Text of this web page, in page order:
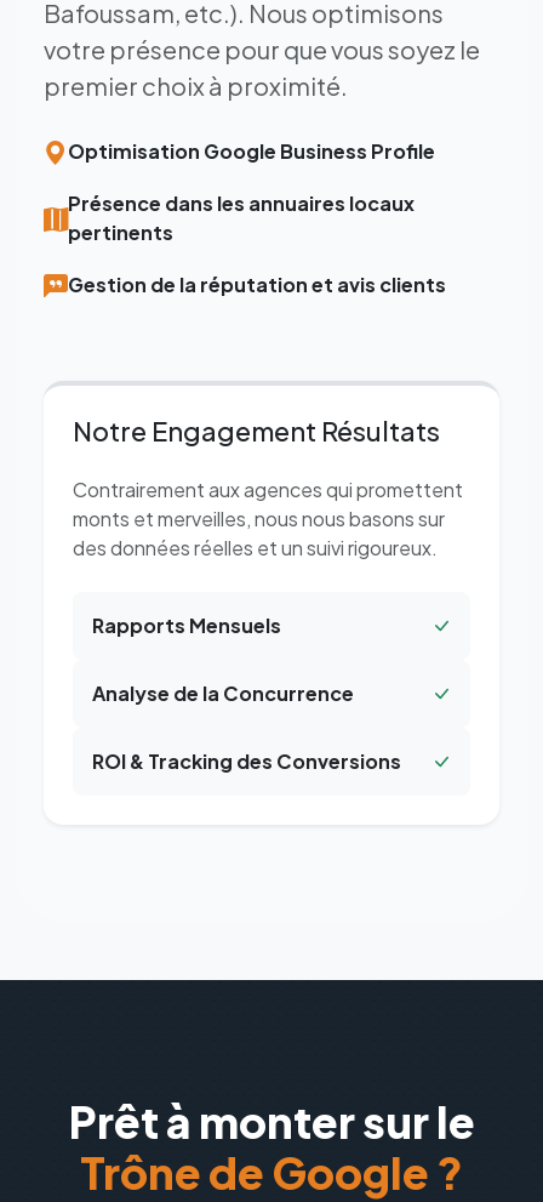
Bafoussam, etc.). Nous optimisons
votre présence pour que vous soyez le
premier choix à proximité.
Optimisation Google Business Profile
Présence dans les annuaires locaux
pertinents
Gestion de la réputation et avis clients
Notre Engagement Résultats
Contrairement aux agences qui promettent
monts et merveilles, nous nous basons sur
des données réelles et un suivi rigoureux.
Rapports Mensuels
Analyse de la Concurrence
ROI & Tracking des Conversions
Prêt à monter sur le
Trône de Google ?